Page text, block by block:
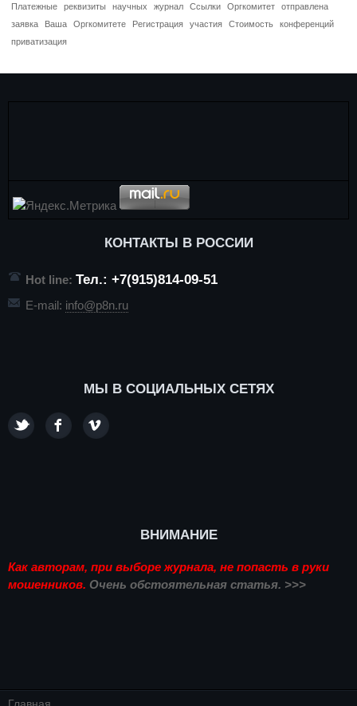
Платежные
реквизиты научных журнал Ссылки Оргкомитет
отправлена
заявка
Ваша Оргкомитете Регистрация участия Стоимость
конференций
приватизация
КОНТАКТЫ В РОССИИ
Hot line: Тел.: +7(915)814-09-51
E-mail: info@p8n.ru
МЫ В СОЦИАЛЬНЫХ СЕТЯХ
ВНИМАНИЕ
Как авторам, при выборе журнала, не попасть в руки
мошенников. Очень обстоятельная статья. >>>